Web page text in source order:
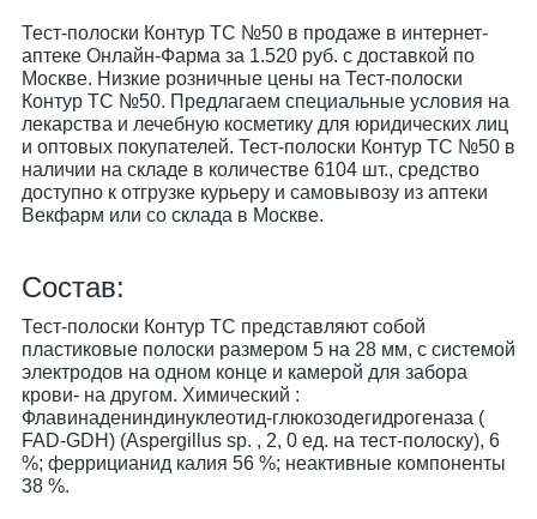
Тест-полоски Контур ТС №50 в продаже в интернет-
аптеке Онлайн-Фарма за 1.520 руб. с доставкой по
Москве. Низкие розничные цены на Тест-полоски
Контур ТС №50. Предлагаем специальные условия на
лекарства и лечебную косметику для юридических лиц
и оптовых покупателей. Тест-полоски Контур ТС №50 в
наличии на складе в количестве 6104 шт., средство
доступно к отгрузке курьеру и самовывозу из аптеки
Векфарм или со склада в Москве.
Cостав:
Тест-полоски Контур ТС представляют собой
пластиковые полоски размером 5 на 28 мм, с системой
электродов на одном конце и камерой для забора
крови- на другом. Химический :
Флавинадениндинуклеотид-глюкозодегидрогеназа (
FAD-GDH) (Aspergillus sp. , 2, 0 ед. на тест-полоску), 6
%; феррицианид калия 56 %; неактивные компоненты
38 %.